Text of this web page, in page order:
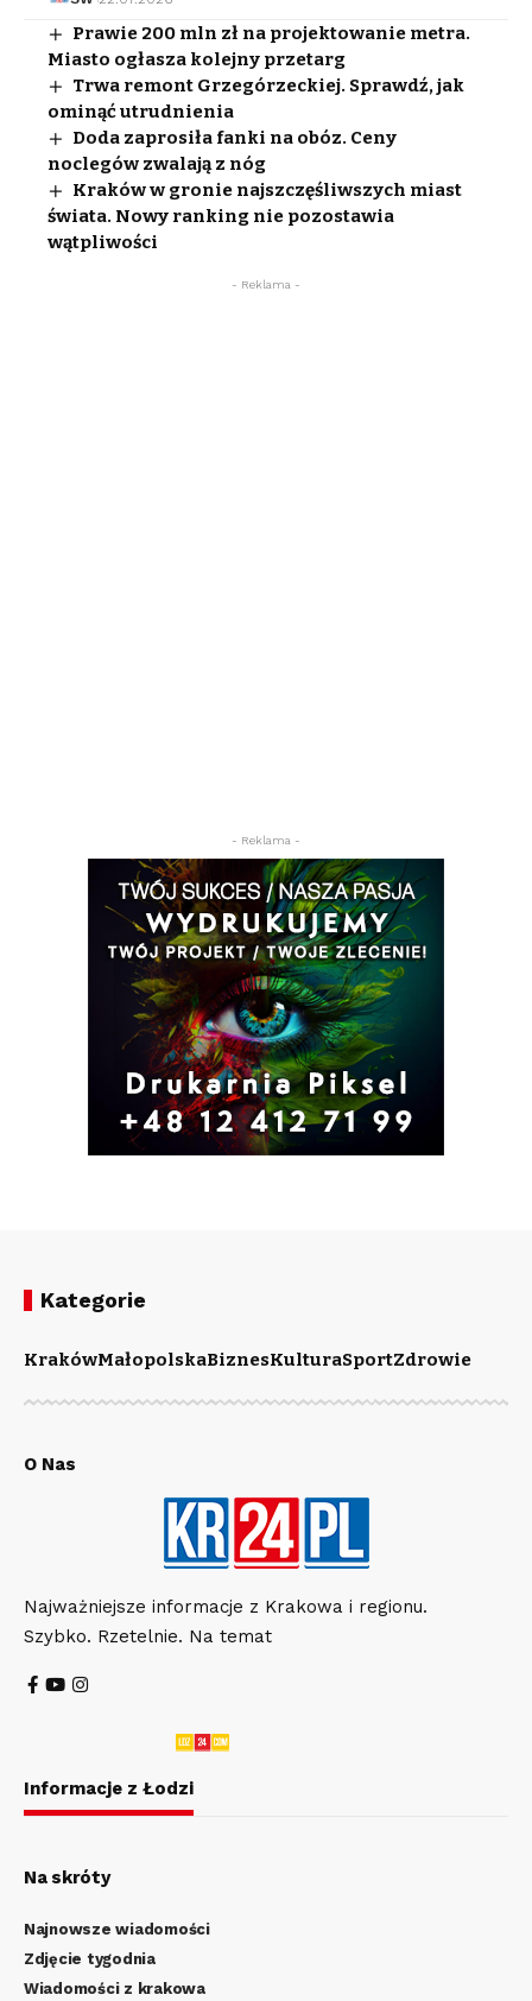
Prawie 200 mln zł na projektowanie metra.
Miasto ogłasza kolejny przetarg
Trwa remont Grzegórzeckiej. Sprawdź, jak
ominąć utrudnienia
Doda zaprosiła fanki na obóz. Ceny
noclegów zwalają z nóg
Kraków w gronie najszczęśliwszych miast
świata. Nowy ranking nie pozostawia
wątpliwości
- Reklama -
- Reklama -
Kategorie
KrakówMałopolskaBiznesKulturaSportZdrowie
O Nas
Najważniejsze informacje z Krakowa i regionu.
Szybko. Rzetelnie. Na temat
Informacje z Łodzi
Na skróty
Najnowsze wiadomości
Zdjęcie tygodnia
Wiadomości z krakowa